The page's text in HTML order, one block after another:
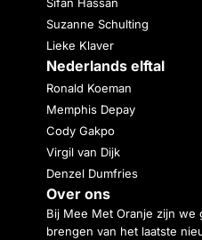
Suzanne Schulting
Lieke Klaver
Nederlands elftal
Ronald Koeman
Memphis Depay
Cody Gakpo
Virgil van Dijk
Denzel Dumfries
Over ons
Bij Mee Met Oranje zijn
brengen van het laatste